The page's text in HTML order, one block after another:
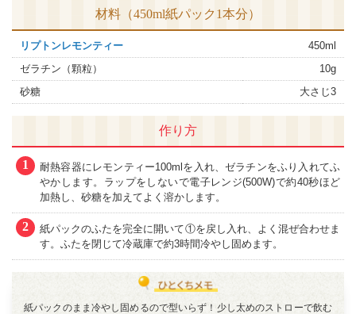
材料（450ml紙パック1本分）
リプトンレモンティー
450ml
ゼラチン（顆粒）
10g
砂糖
大さじ3
作り方
1
耐熱容器にレモンティー100mlを入れ、ゼラチンをふり入れてふ
やかします。ラップをしないで電子レンジ(500W)で約40秒ほど
加熱し、砂糖を加えてよく溶かします。
2
紙パックのふたを完全に開いて①を戻し入れ、よく混ぜ合わせま
す。ふたを閉じて冷蔵庫で約3時間冷やし固めます。
紙パックのまま冷やし固めるので型いらず！少し太めのストローで飲む